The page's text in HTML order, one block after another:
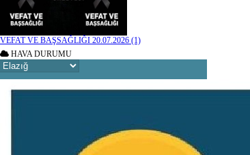
VEFAT VE BAŞSAĞLIĞI 20.07.2026 (1)
HAVA DURUMU